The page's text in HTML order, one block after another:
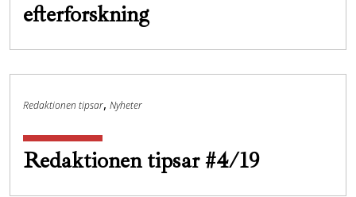
efterforskning
Redaktionen tipsar, Nyheter
Redaktionen tipsar #4/19